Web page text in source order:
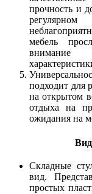
прочность и
мебель
внимание
подходит для
на открытом
отдыха на
ожидания на
Складные
вид.
простых